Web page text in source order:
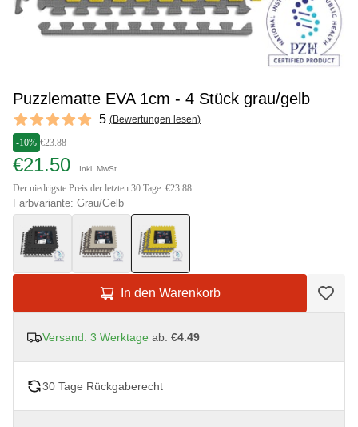
Puzzlematte EVA 1cm - 4 Stück grau/gelb
Reviews
5 out of 5 stars 5 (Bewertungen lesen)
-10% €23.88
€21.50 Inkl. MwSt.
Der niedrigste Preis der letzten 30 Tage: €23.88
Farbvariante: Grau/Gelb
In den Warenkorb
Versand: 3 Werktage ab: €4.49
30 Tage Rückgaberecht